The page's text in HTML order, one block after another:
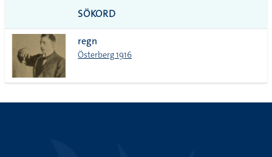
till
alla i
lista
SÖKORD
regn
Österberg 1916